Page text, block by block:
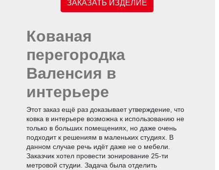
ЗАКАЗАТЬ ИЗДЕЛИЕ
Кованая
перегородка
Валенсия в
интерьере
Этот заказ ещё раз доказывает утверждение, что
ковка в интерьере возможна к использованию не
только в больших помещениях, но даже очень
подходит к решениям в маленьких студиях. В
данном случае речь идёт даже не о мебели.
Заказчик хотел провести зонирование 25-ти
метровой студии. Задача была отделить